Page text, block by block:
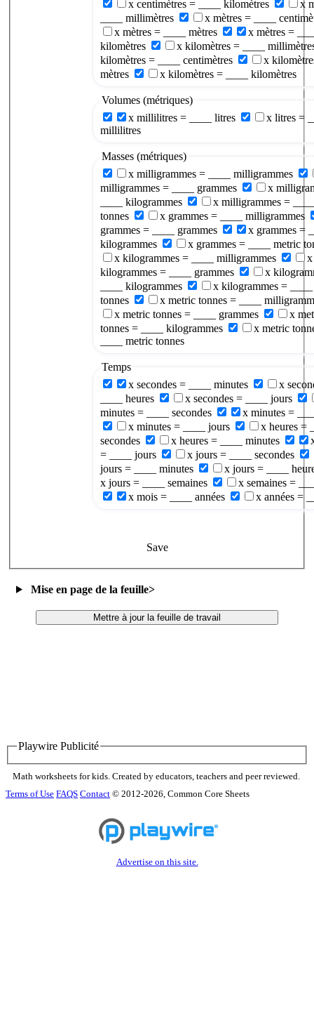
x centimètres = ____ kilomètres
x
____ millimètres
x mètres = ____
x mètres = ____ mètres
x mètres =
kilomètres
x kilomètres = ____
kilomètres = ____ centimètres
x
mètres
x kilomètres = ____ kilomètres
Volumes (métriques)
x millilitres = ____ litres
x litres =
millilitres
Masses (métriques)
x milligrammes = ____ milligrammes
milligrammes = ____ grammes
x
____ kilogrammes
x milligrammes =
tonnes
x grammes = ____ milligrammes
grammes = ____ grammes
x grammes =
kilogrammes
x grammes = ____ metric
x kilogrammes = ____ milligrammes
x
kilogrammes = ____ grammes
x
____ kilogrammes
x kilogrammes =
tonnes
x metric tonnes = ____
x metric tonnes = ____ grammes
x
tonnes = ____ kilogrammes
x metric
____ metric tonnes
Temps
x secondes = ____ minutes
x
____ heures
x secondes = ____ jours
minutes = ____ secondes
x minutes =
x minutes = ____ jours
x heures =
secondes
x heures = ____ minutes
= ____ jours
x jours = ____ secondes
jours = ____ minutes
x jours = ____
x jours = ____ semaines
x semaines =
x mois = ____ années
x années =
Save
Mise en page de la feuille>
Mettre à jour la feuille de travail
Playwire Publicité
Math worksheets for kids. Created by educators, teachers and peer reviewed.
Terms of Use FAQS Contact © 2012-2026, Common Core Sheets
Advertise on this site.